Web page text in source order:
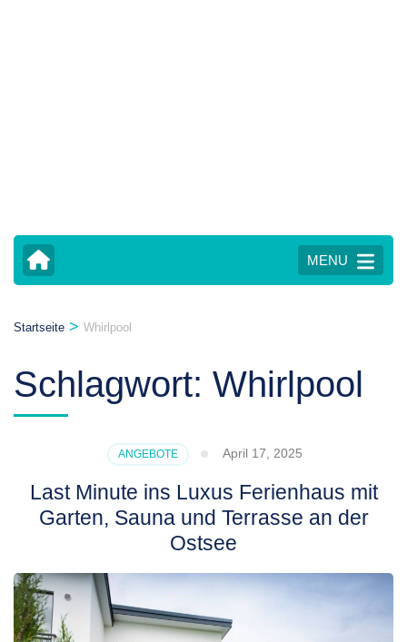
MENU
Startseite > Whirlpool
Schlagwort: Whirlpool
ANGEBOTE April 17, 2025
Last Minute ins Luxus Ferienhaus mit
Garten, Sauna und Terrasse an der
Ostsee